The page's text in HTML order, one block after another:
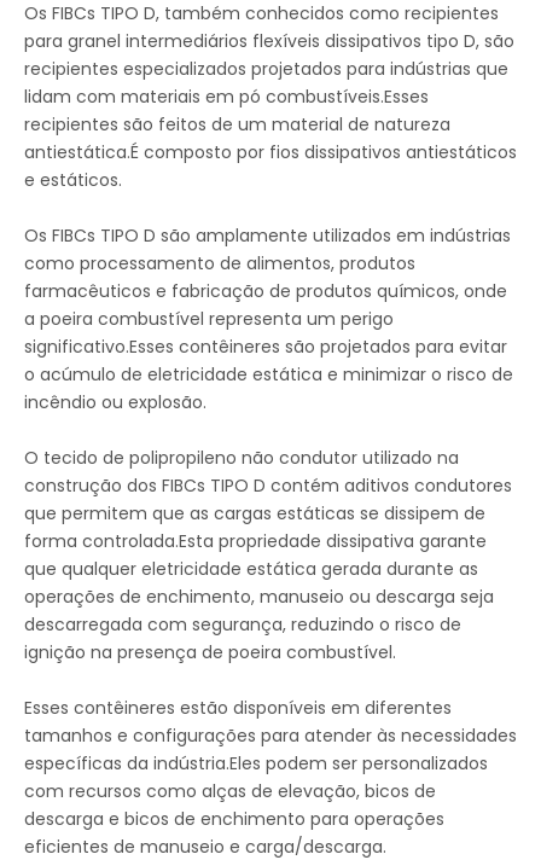
Os FIBCs TIPO D, também conhecidos como recipientes
para granel intermediários flexíveis dissipativos tipo D, são
recipientes especializados projetados para indústrias que
lidam com materiais em pó combustíveis.Esses
recipientes são feitos de um material de natureza
antiestática.É composto por fios dissipativos antiestáticos
e estáticos.
Os FIBCs TIPO D são amplamente utilizados em indústrias
como processamento de alimentos, produtos
farmacêuticos e fabricação de produtos químicos, onde
a poeira combustível representa um perigo
significativo.Esses contêineres são projetados para evitar
o acúmulo de eletricidade estática e minimizar o risco de
incêndio ou explosão.
O tecido de polipropileno não condutor utilizado na
construção dos FIBCs TIPO D contém aditivos condutores
que permitem que as cargas estáticas se dissipem de
forma controlada.Esta propriedade dissipativa garante
que qualquer eletricidade estática gerada durante as
operações de enchimento, manuseio ou descarga seja
descarregada com segurança, reduzindo o risco de
ignição na presença de poeira combustível.
Esses contêineres estão disponíveis em diferentes
tamanhos e configurações para atender às necessidades
específicas da indústria.Eles podem ser personalizados
com recursos como alças de elevação, bicos de
descarga e bicos de enchimento para operações
eficientes de manuseio e carga/descarga.